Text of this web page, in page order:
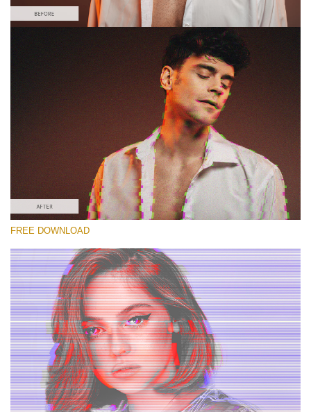
Proszę wybrać
Free Glitch Action #2
Winter Complete
Entire Collection
Darmowe Pobieranie
FREE DOWNLOAD